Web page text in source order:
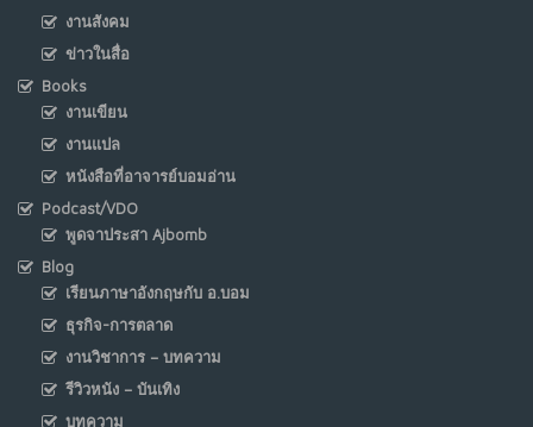
งานสังคม
ข่าวในสื่อ
Books
งานเขียน
งานแปล
หนังสือที่อาจารย์บอมอ่าน
Podcast/VDO
พูดจาประสา Ajbomb
Blog
เรียนภาษาอังกฤษกับ อ.บอม
ธุรกิจ-การตลาด
งานวิชาการ – บทความ
รีวิวหนัง – บันเทิง
บทความ